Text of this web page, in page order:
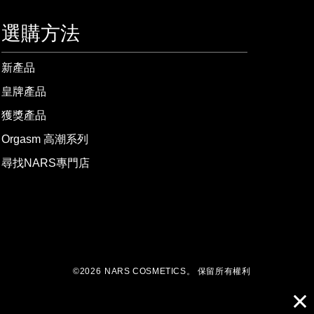
選購方法
新產品
皇牌產品
獲獎產品
Orgasm 高潮系列
尋找NARS專門店
©2026 NARS COSMETICS。 保留所有權利